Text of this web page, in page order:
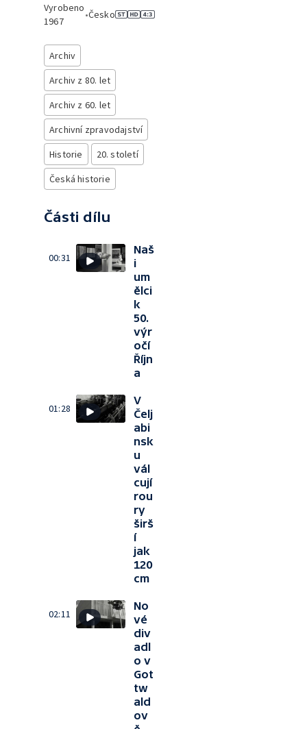
Vyrobeno
1967
•Česko
Archiv
Archiv z 80. let
Archiv z 60. let
Archivní zpravodajství
Historie
20. století
Česká historie
Části dílu
00:31
Naš
i
um
ělci
k
50.
výr
očí
Říjn
a
01:28
V
Čelj
abi
nsk
u
vál
cují
rou
ry
širš
í
jak
120
cm
02:11
No
vé
div
adl
o v
Got
tw
ald
ov